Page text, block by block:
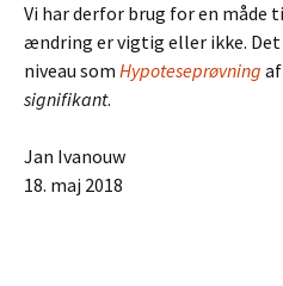
Vi har derfor brug for en måde
ændring er vigtig eller ikke.
niveau som Hypoteseprøvning
signifikant.
Jan Ivanouw
18. maj 2018